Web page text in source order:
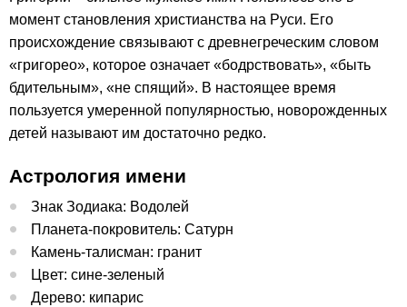
момент становления христианства на Руси. Его
происхождение связывают с древнегреческим словом
«григорео», которое означает «бодрствовать», «быть
бдительным», «не спящий». В настоящее время
пользуется умеренной популярностью, новорожденных
детей называют им достаточно редко.
Астрология имени
Знак Зодиака: Водолей
Планета-покровитель: Сатурн
Камень-талисман: гранит
Цвет: сине-зеленый
Дерево: кипарис